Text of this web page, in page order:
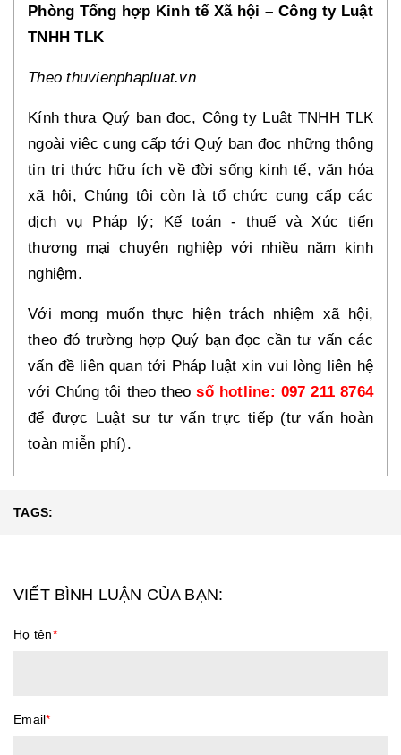
Phòng Tổng hợp Kinh tế Xã hội – Công ty Luật
TNHH TLK
Theo thuvienphapluat.vn
Kính thưa Quý bạn đọc, Công ty Luật TNHH TLK
ngoài việc cung cấp tới Quý bạn đọc những thông
tin tri thức hữu ích về đời sống kinh tế, văn hóa
xã hội, Chúng tôi còn là tổ chức cung cấp các
dịch vụ Pháp lý; Kế toán - thuế và Xúc tiến
thương mại chuyên nghiệp với nhiều năm kinh
nghiệm.
Với mong muốn thực hiện trách nhiệm xã hội,
theo đó trường hợp Quý bạn đọc cần tư vấn các
vấn đề liên quan tới Pháp luật xin vui lòng liên hệ
với Chúng tôi theo theosố hotline: 097 211 8764
để được Luật sư tư vấn trực tiếp (tư vấn hoàn
toàn miễn phí).
TAGS:
VIẾT BÌNH LUẬN CỦA BẠN:
Họ tên*
Email*